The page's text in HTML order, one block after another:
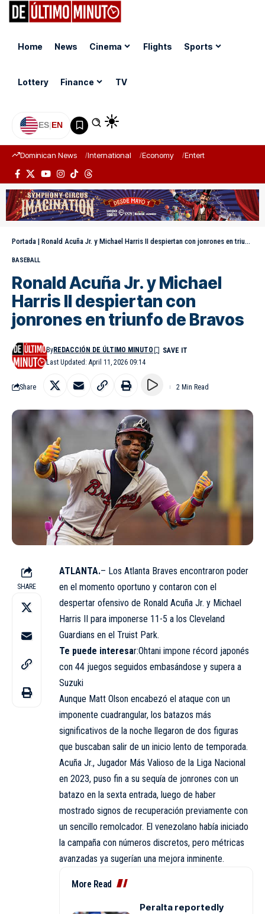
Home News Cinema Flights Sports
Lottery Finance TV
ES|EN
Dominican News International Economy Entertainment
Portada | Ronald Acuña Jr. y Michael Harris II despiertan con jonrones en triunfo de Bravos
BASEBALL
Ronald Acuña Jr. y Michael
Harris II despiertan con
jonrones en triunfo de Bravos
Last Updated: April 11, 2026 09:14
ByREDACCIÓN DE ÚLTIMO MINUTO
Share 2 Min Read
SHARE
ATLANTA.– Los Atlanta Braves encontraron poder
en el momento oportuno y contaron con el
despertar ofensivo de Ronald Acuña Jr. y Michael
Harris II para imponerse 11-5 a los Cleveland
Guardians en el Truist Park.
Te puede interesar:Ohtani impone récord japonés
con 44 juegos seguidos embasándose y supera a
Suzuki
Aunque Matt Olson encabezó el ataque con un
imponente cuadrangular, los batazos más
significativos de la noche llegaron de dos figuras
que buscaban salir de un inicio lento de temporada.
Acuña Jr., Jugador Más Valioso de la Liga Nacional
en 2023, puso fin a su sequía de jonrones con un
batazo en la sexta entrada, luego de haber
mostrado signos de recuperación previamente con
un sencillo remolcador. El venezolano había iniciado
la campaña con números discretos, pero métricas
avanzadas ya sugerían una mejora inminente.
More Read
Peralta reportedly